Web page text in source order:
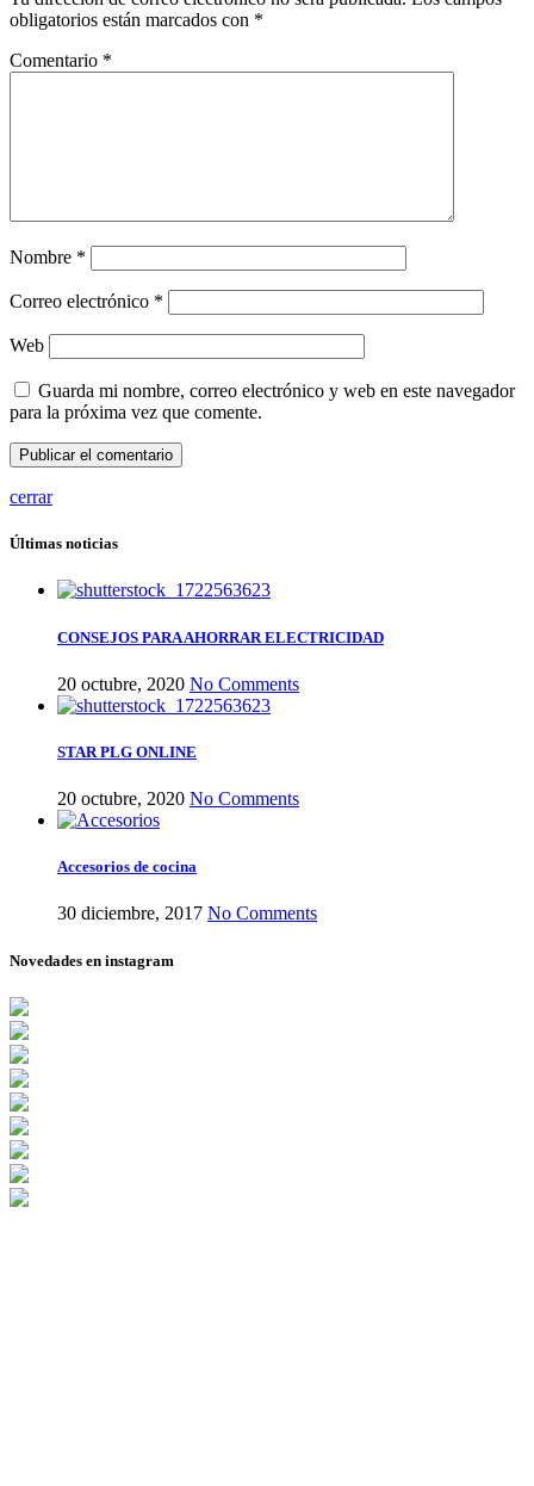
obligatorios están marcados con *
Comentario *
Nombre *
Correo electrónico *
Web
Guarda mi nombre, correo electrónico y web en este navegador
para la próxima vez que comente.
cerrar
Últimas noticias
CONSEJOS PARA AHORRAR ELECTRICIDAD
20 octubre, 2020 No Comments
STAR PLG ONLINE
20 octubre, 2020 No Comments
Accesorios de cocina
30 diciembre, 2017 No Comments
Novedades en instagram